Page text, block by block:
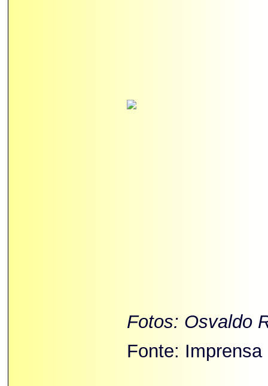
Fotos: Osvaldo
Fonte: Imprensa